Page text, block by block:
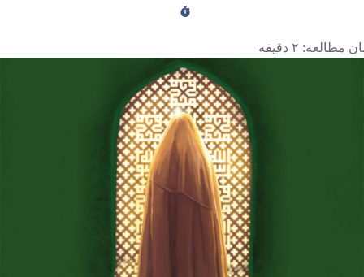
مطالعه: ۲ دقیقه